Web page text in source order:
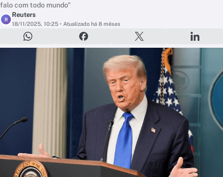
falo com todo mundo"
R
Reuters
18/11/2025, 10:25 • Atualizado há 8 mêses